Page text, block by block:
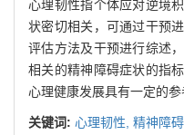
心理韧性指个体应对逆境
状密切相关，可通过干预
评估方法及干预进行综述
相关的精神障碍症状的指
心理健康发展具有一定的参
关键词: 心理韧性, 精神障碍,